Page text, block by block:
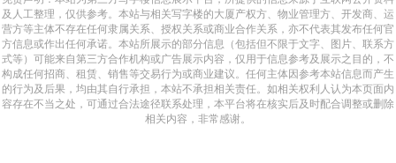
及人工整理，仅供参考。本站与相关写字楼的大厦产权方、物业管理方、开发商、运
营方等主体不存在任何隶属关系、授权关系或商业合作关系，亦不代表其发布任何官
方信息或作出任何承诺。本站所展示的部分信息（包括但不限于文字、图片、联系方
式等）可能来自第三方合作机构或广告展示内容，仅用于信息参考及展示之目的，不
构成任何招商、租赁、销售等交易行为或商业建议。任何主体因参考本站信息而产生
的行为及后果，均由其自行承担，本站不承担相关责任。如相关权利人认为本页面内
容存在不当之处，可通过合法途径联系处理，本平台将在核实后及时配合调整或删除
相关内容，非常感谢。